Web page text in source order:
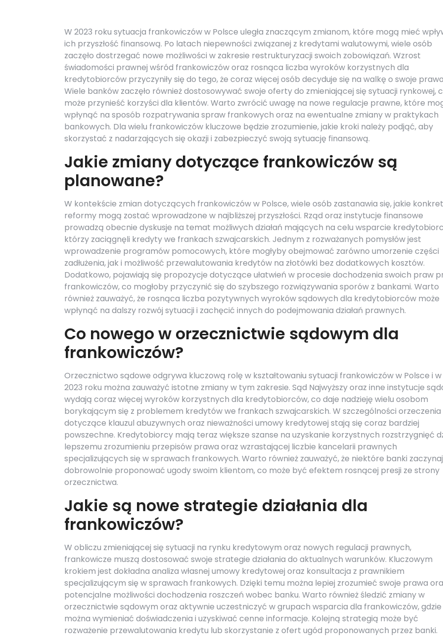
W 2023 roku sytuacja frankowiczów w Polsce uległa znaczącym zmianom, które mogą mieć
ich przyszłość finansową. Po latach niepewności związanej z kredytami walutowymi, wiele osób
zaczęło dostrzegać nowe możliwości w zakresie restrukturyzacji swoich zobowiązań. Wzrost
świadomości prawnej wśród frankowiczów oraz rosnąca liczba wyroków korzystnych dla
kredytobiorców przyczyniły się do tego, że coraz więcej osób decyduje się na walkę o swoje
Wiele banków zaczęło również dostosowywać swoje oferty do zmieniającej się sytuacji rynkowej,
może przynieść korzyści dla klientów. Warto zwrócić uwagę na nowe regulacje prawne, które
wpłynąć na sposób rozpatrywania spraw frankowych oraz na ewentualne zmiany w praktykach
bankowych. Dla wielu frankowiczów kluczowe będzie zrozumienie, jakie kroki należy podjąć, aby
skorzystać z nadarzających się okazji i zabezpieczyć swoją sytuację finansową.
Jakie zmiany dotyczące frankowiczów są
planowane?
W kontekście zmian dotyczących frankowiczów w Polsce, wiele osób zastanawia się, jakie
reformy mogą zostać wprowadzone w najbliższej przyszłości. Rząd oraz instytucje finansowe
prowadzą obecnie dyskusje na temat możliwych działań mających na celu wsparcie
którzy zaciągnęli kredyty we frankach szwajcarskich. Jednym z rozważanych pomysłów jest
wprowadzenie programów pomocowych, które mogłyby obejmować zarówno umorzenie części
zadłużenia, jak i możliwość przewalutowania kredytów na złotówki bez dodatkowych kosztów.
Dodatkowo, pojawiają się propozycje dotyczące ułatwień w procesie dochodzenia swoich praw
frankowiczów, co mogłoby przyczynić się do szybszego rozwiązywania sporów z bankami. Warto
również zauważyć, że rosnąca liczba pozytywnych wyroków sądowych dla kredytobiorców może
wpłynąć na dalszy rozwój sytuacji i zachęcić innych do podejmowania działań prawnych.
Co nowego w orzecznictwie sądowym dla
frankowiczów?
Orzecznictwo sądowe odgrywa kluczową rolę w kształtowaniu sytuacji frankowiczów w Polsce i w
2023 roku można zauważyć istotne zmiany w tym zakresie. Sąd Najwyższy oraz inne instytucje
wydają coraz więcej wyroków korzystnych dla kredytobiorców, co daje nadzieję wielu osobom
borykającym się z problemem kredytów we frankach szwajcarskich. W szczególności orzeczenia
dotyczące klauzul abuzywnych oraz nieważności umowy kredytowej stają się coraz bardziej
powszechne. Kredytobiorcy mają teraz większe szanse na uzyskanie korzystnych rozstrzygnięć
lepszemu zrozumieniu przepisów prawa oraz wzrastającej liczbie kancelarii prawnych
specjalizujących się w sprawach frankowych. Warto również zauważyć, że niektóre banki
dobrowolnie proponować ugody swoim klientom, co może być efektem rosnącej presji ze strony
orzecznictwa.
Jakie są nowe strategie działania dla
frankowiczów?
W obliczu zmieniającej się sytuacji na rynku kredytowym oraz nowych regulacji prawnych,
frankowicze muszą dostosować swoje strategie działania do aktualnych warunków. Kluczowym
krokiem jest dokładna analiza własnej umowy kredytowej oraz konsultacja z prawnikiem
specjalizującym się w sprawach frankowych. Dzięki temu można lepiej zrozumieć swoje prawa
potencjalne możliwości dochodzenia roszczeń wobec banku. Warto również śledzić zmiany w
orzecznictwie sądowym oraz aktywnie uczestniczyć w grupach wsparcia dla frankowiczów, gdzie
można wymieniać doświadczenia i uzyskiwać cenne informacje. Kolejną strategią może być
rozważenie przewalutowania kredytu lub skorzystanie z ofert ugód proponowanych przez banki.